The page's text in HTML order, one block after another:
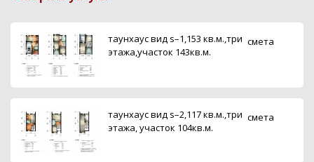
таунхаус вид s–1,153 кв.м.,три
этажа,участок 143кв.м.
смета
таунхаус вид s–2,117 кв.м.,три
этажа, участок 104кв.м.
смета